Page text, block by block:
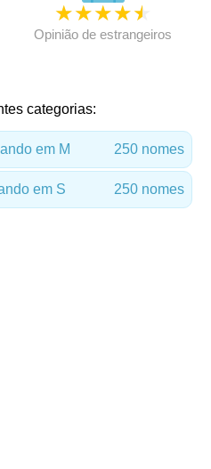
★★★★★
Opinião de estrangeiros
categorias:
em M 250 nomes
em S 250 nomes